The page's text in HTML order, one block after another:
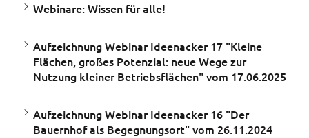
Webinare: Wissen für alle!
Aufzeichnung Webinar Ideenacker 17 "Kleine
Flächen, großes Potenzial: neue Wege zur
Nutzung kleiner Betriebsflächen" vom 17.06.2025
Aufzeichnung Webinar Ideenacker 16 "Der
Bauernhof als Begegnungsort" vom 26.11.2024